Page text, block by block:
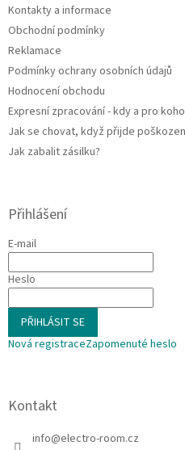
Kontakty a informace
Obchodní podmínky
Reklamace
Podmínky ochrany osobních údajů
Hodnocení obchodu
Expresní zpracování - kdy a pro
Jak se chovat, když přijde
Jak zabalit zásilku?
Přihlášení
E-mail
Heslo
PŘIHLÁSIT SE
Nová registraceZapomenuté heslo
Kontakt
info@electro-room.cz